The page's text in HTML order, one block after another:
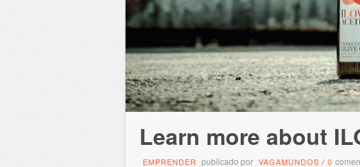
Learn more about
EMPRENDER publicado por VAGAMUNDOS / 0